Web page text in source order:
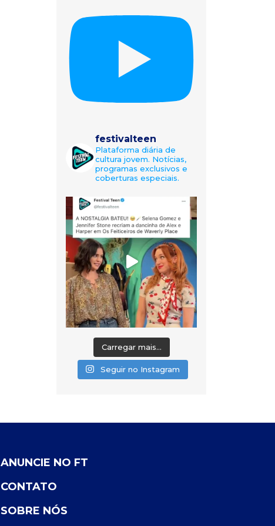
festivalteen
Plataforma diária de
cultura jovem. Notícias,
programas exclusivos e
coberturas especiais.
Carregar mais...
Seguir no Instagram
ANUNCIE NO FT
CONTATO
SOBRE NÓS